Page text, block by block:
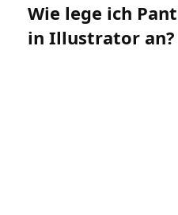
Wie lege ich
in Illustrator an?